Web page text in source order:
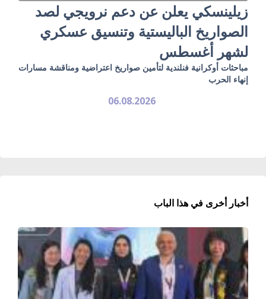
زيلينسكي يعلن عن دعم نرويجي لصد
الصواريخ الباليستية وتنسيق عسكري
لشهر أغسطس
مباحثات أوكرانية فنلندية لتأمين صواريخ اعتراضية ومناقشة مسارات
إنهاء الحرب
06.08.2026
أخبار أخرى في هذا الباب